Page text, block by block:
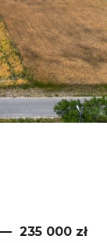
235 000 zł